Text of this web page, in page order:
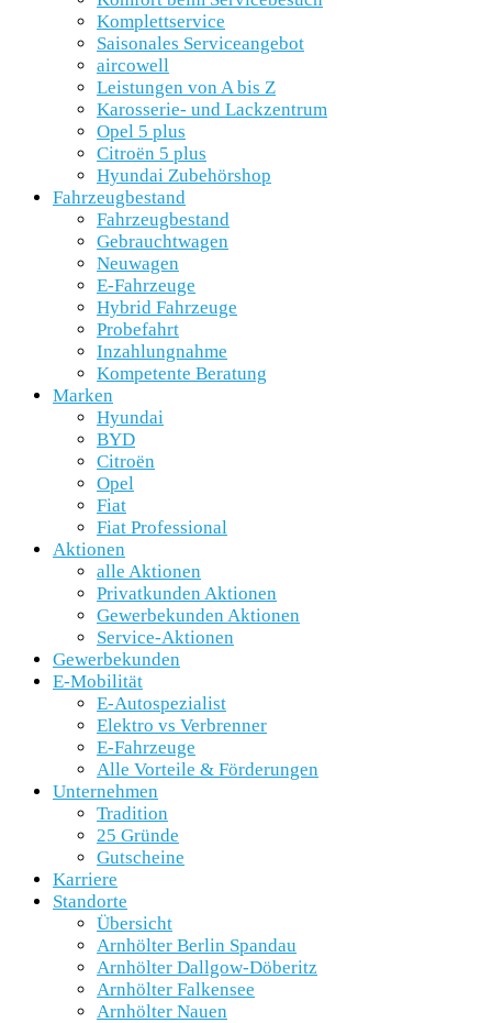
Komplettservice
Saisonales Serviceangebot
aircowell
Leistungen von A bis Z
Karosserie- und Lackzentrum
Opel 5 plus
Citroën 5 plus
Hyundai Zubehörshop
Fahrzeugbestand
Fahrzeugbestand
Gebrauchtwagen
Neuwagen
E-Fahrzeuge
Hybrid Fahrzeuge
Probefahrt
Inzahlungnahme
Kompetente Beratung
Marken
Hyundai
BYD
Citroën
Opel
Fiat
Fiat Professional
Aktionen
alle Aktionen
Privatkunden Aktionen
Gewerbekunden Aktionen
Service-Aktionen
Gewerbekunden
E-Mobilität
E-Autospezialist
Elektro vs Verbrenner
E-Fahrzeuge
Alle Vorteile & Förderungen
Unternehmen
Tradition
25 Gründe
Gutscheine
Karriere
Standorte
Übersicht
Arnhölter Berlin Spandau
Arnhölter Dallgow-Döberitz
Arnhölter Falkensee
Arnhölter Nauen